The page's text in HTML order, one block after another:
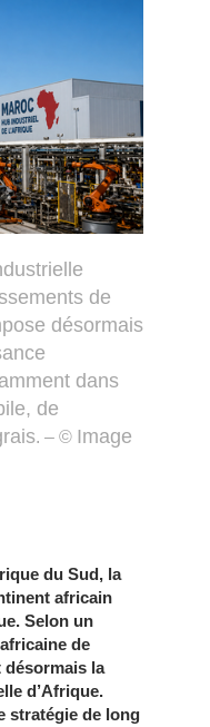
de
désormais
dans
de
. – © Image
du Sud, la
africain
Selon un
de
désormais la
d’Afrique.
stratégie de long